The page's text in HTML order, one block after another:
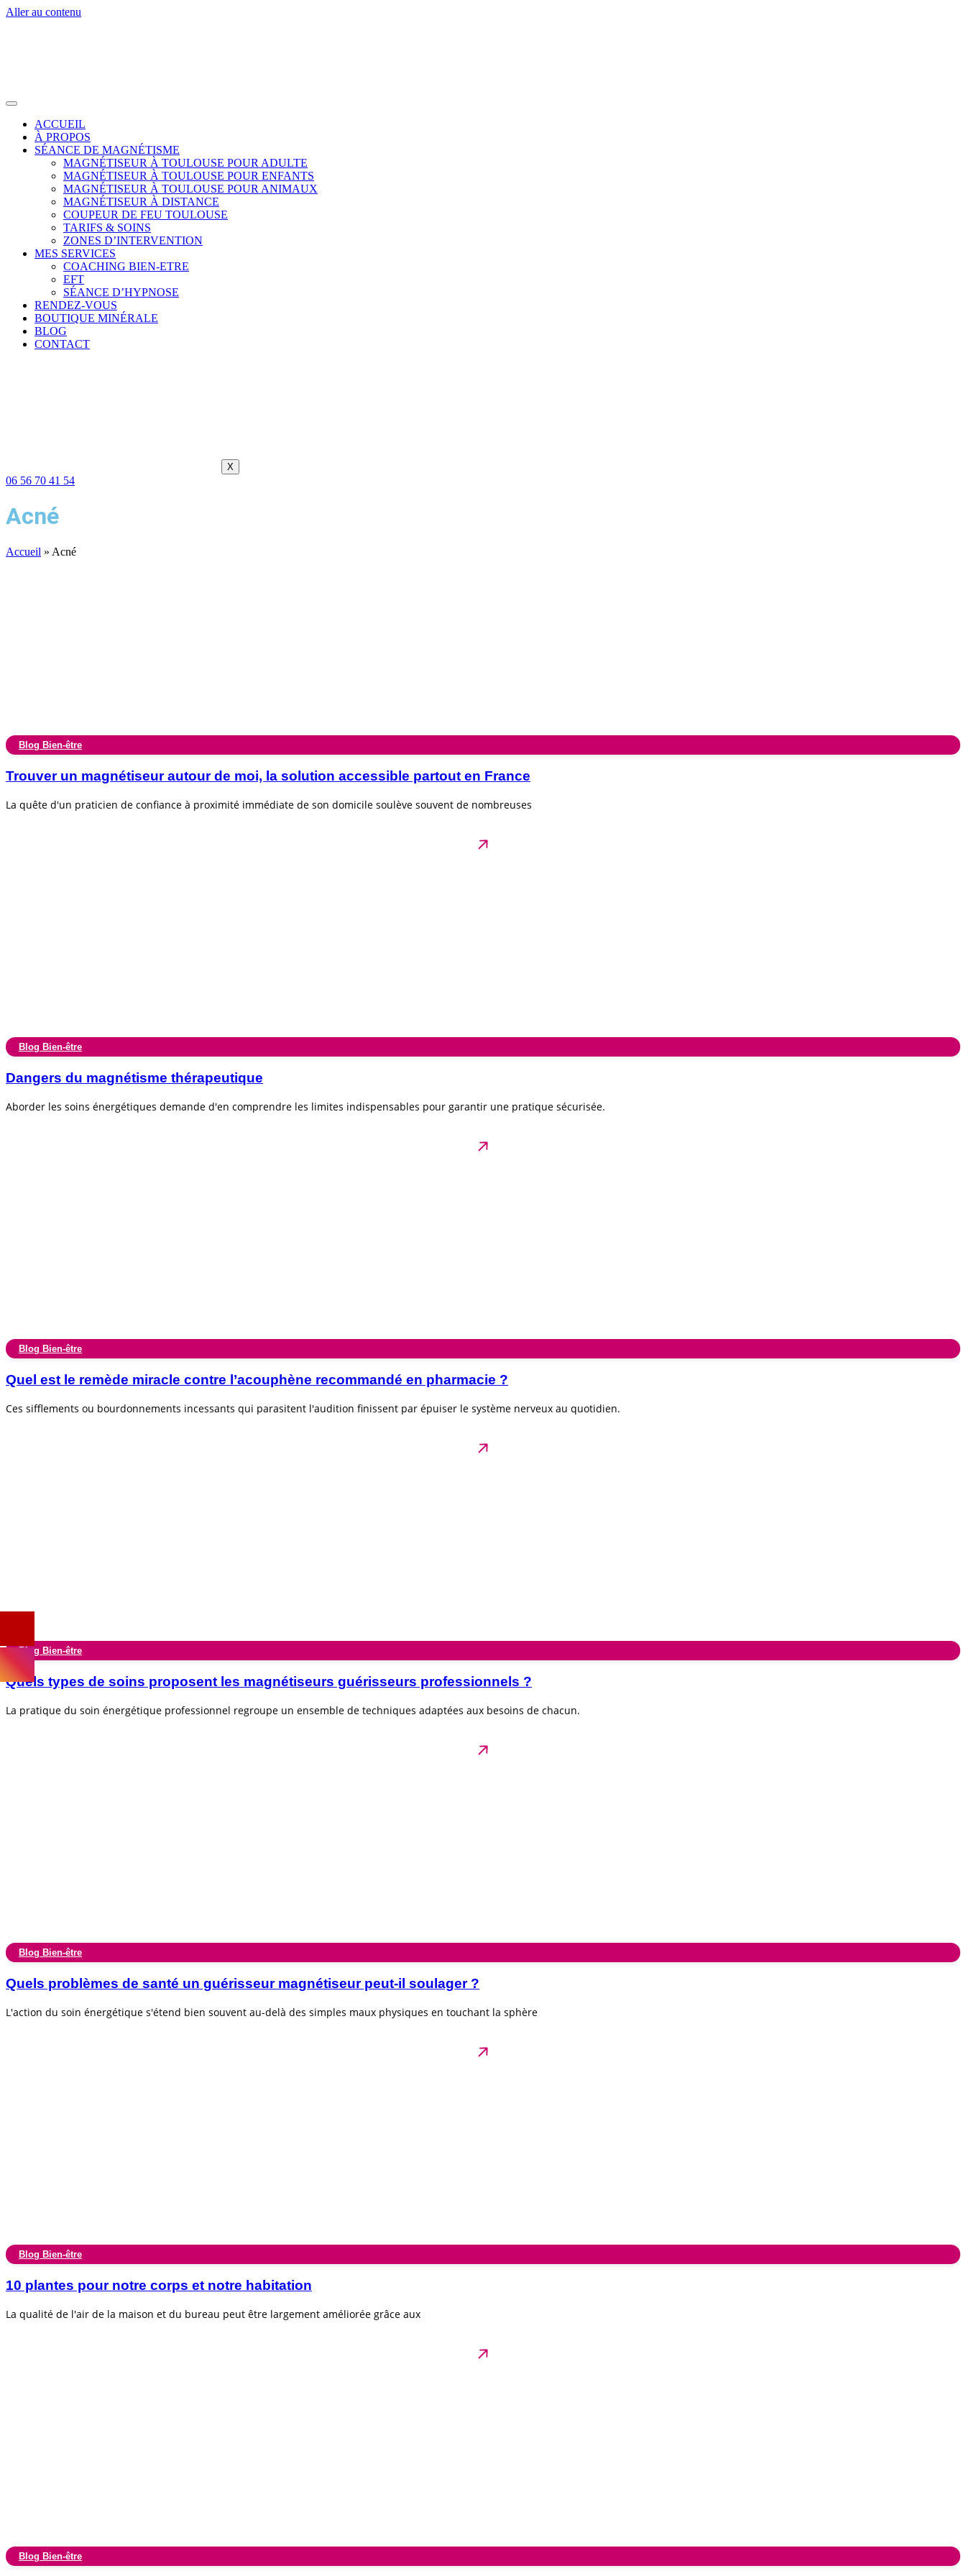
Aller au contenu
ACCUEIL
À PROPOS
SÉANCE DE MAGNÉTISME
MAGNÉTISEUR À TOULOUSE POUR ADULTE
MAGNÉTISEUR À TOULOUSE POUR ENFANTS
MAGNÉTISEUR À TOULOUSE POUR ANIMAUX
MAGNÉTISEUR À DISTANCE
COUPEUR DE FEU TOULOUSE
TARIFS & SOINS
ZONES D’INTERVENTION
MES SERVICES
COACHING BIEN-ETRE
EFT
SÉANCE D’HYPNOSE
RENDEZ-VOUS
BOUTIQUE MINÉRALE
BLOG
CONTACT
X
06 56 70 41 54
Acné
Accueil » Acné
Blog Bien-être
Trouver un magnétiseur autour de moi, la solution accessible partout en France
La quête d'un praticien de confiance à proximité immédiate de son domicile soulève souvent de nombreuses
Blog Bien-être
Dangers du magnétisme thérapeutique
Aborder les soins énergétiques demande d'en comprendre les limites indispensables pour garantir une pratique sécurisée.
Blog Bien-être
Quel est le remède miracle contre l’acouphène recommandé en pharmacie ?
Ces sifflements ou bourdonnements incessants qui parasitent l'audition finissent par épuiser le système nerveux au quotidien.
Blog Bien-être
Quels types de soins proposent les magnétiseurs guérisseurs professionnels ?
La pratique du soin énergétique professionnel regroupe un ensemble de techniques adaptées aux besoins de chacun.
Blog Bien-être
Quels problèmes de santé un guérisseur magnétiseur peut-il soulager ?
L'action du soin énergétique s'étend bien souvent au-delà des simples maux physiques en touchant la sphère
Blog Bien-être
10 plantes pour notre corps et notre habitation
La qualité de l'air de la maison et du bureau peut être largement améliorée grâce aux
Blog Bien-être